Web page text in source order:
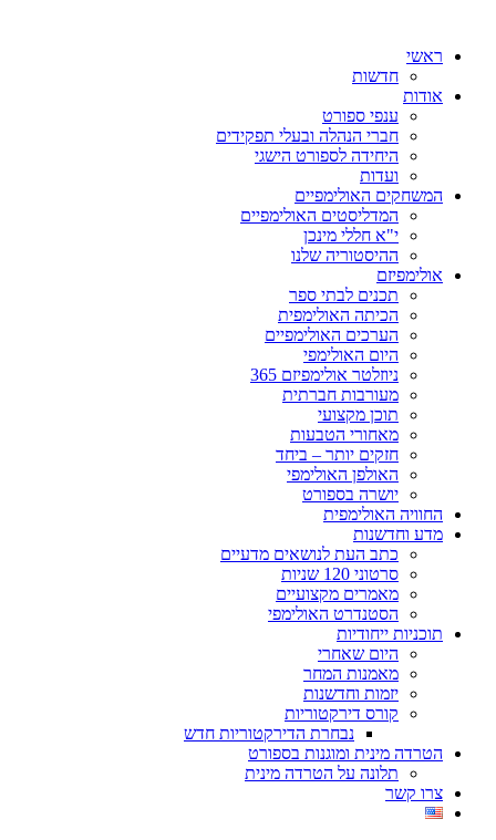
ראשי
חדשות
אודות
ענפי ספורט
חברי הנהלה ובעלי תפקידים
היחידה לספורט הישגי
ועדות
המשחקים האולימפיים
המדליסטים האולימפיים
י"א חללי מינכן
ההיסטוריה שלנו
אולימפיזם
תכנים לבתי ספר
הכיתה האולימפית
הערכים האולימפיים
היום האולימפי
ניוזלטר אולימפיזם 365
מעורבות חברתית
תוכן מקצועי
מאחורי הטבעות
חזקים יותר – ביחד
האולפן האולימפי
יושרה בספורט
החוויה האולימפית
מדע וחדשנות
כתב העת לנושאים מדעיים
סרטוני 120 שניות
מאמרים מקצועיים
הסטנדרט האולימפי
תוכניות ייחודיות
היום שאחרי
מאמנות המחר
יזמות וחדשנות
קורס דירקטוריות
נבחרת הדירקטוריות חדש
הטרדה מינית ומוגנות בספורט
תלונה על הטרדה מינית
צרו קשר